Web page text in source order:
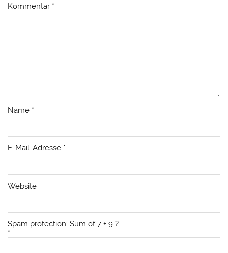
Kommentar *
Name *
E-Mail-Adresse *
Website
Spam protection: Sum of 7 + 9 ?
*